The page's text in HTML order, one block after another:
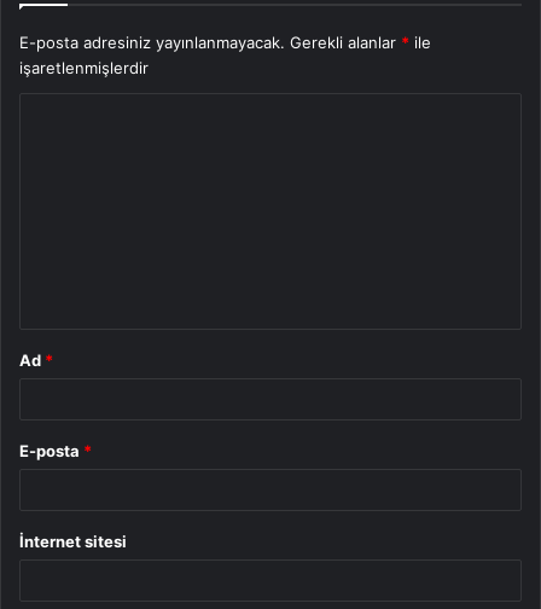
E-posta adresiniz yayınlanmayacak. Gerekli alanlar * ile
işaretlenmişlerdir
Ad *
E-posta *
İnternet sitesi